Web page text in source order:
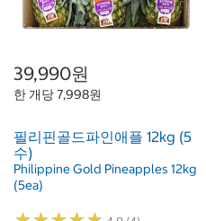
39,990원
한 개당 7,998원
필리핀골드파인애플 12kg (5
수)
Philippine Gold Pineapples 12kg
(5ea)